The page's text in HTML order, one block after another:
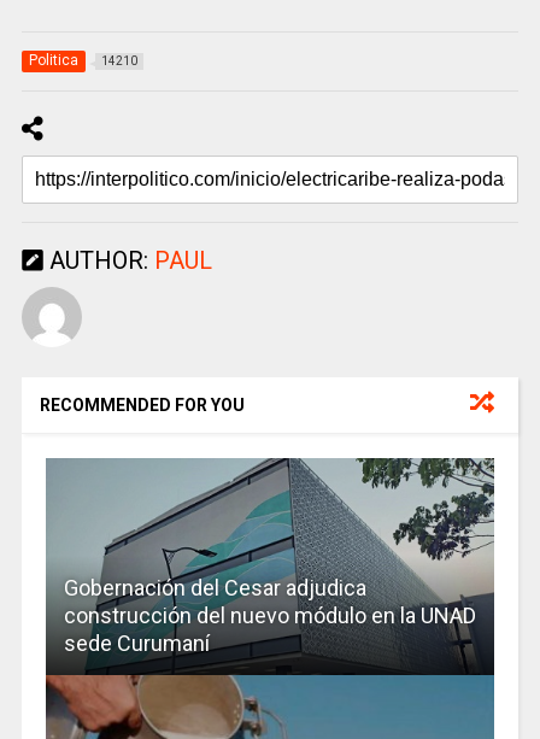
Politica 14210
AUTHOR: PAUL
RECOMMENDED FOR YOU
Gobernación del Cesar adjudica
construcción del nuevo módulo en la UNAD
sede Curumaní